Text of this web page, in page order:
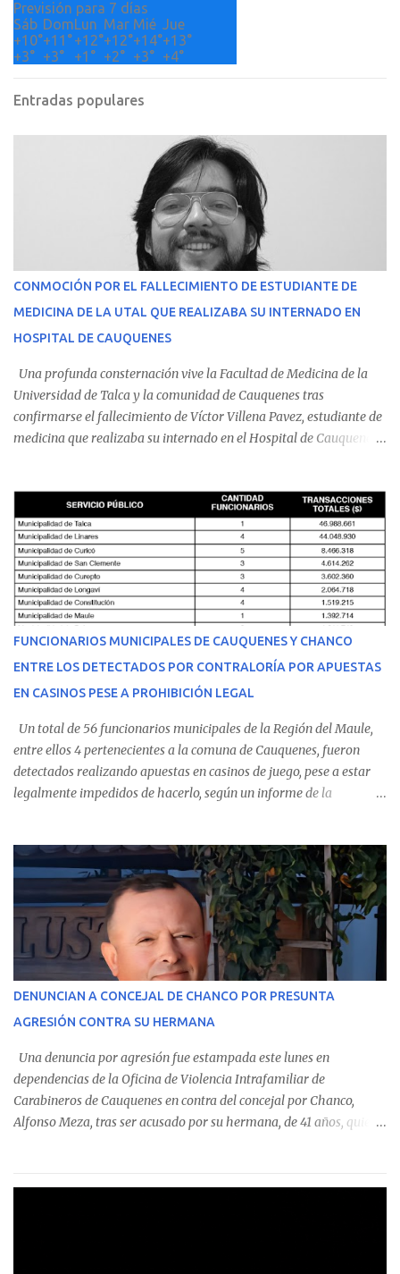
Previsión para 7 días
Sáb DomLun Mar Mié Jue
+10°+11°+12°+12°+14°+13°
+3° +3° +1° +2° +3° +4°
Entradas populares
CONMOCIÓN POR EL FALLECIMIENTO DE ESTUDIANTE DE
MEDICINA DE LA UTAL QUE REALIZABA SU INTERNADO EN
HOSPITAL DE CAUQUENES
Una profunda consternación vive la Facultad de Medicina de la
Universidad de Talca y la comunidad de Cauquenes tras
confirmarse el fallecimiento de Víctor Villena Pavez, estudiante de
medicina que realizaba su internado en el Hospital de Cauquenes.
malestares físicos. Dada la complejidad de su estado de salud, el
equipo médico determinó su traslado de urgencia al Hospital
Regional de Talca y dado la urgencia la ambulancia partió hacia
Talca con escolta de Carabineros. En medio del traslado, el
estudiante de medicina de 25 años, se agravó y pese a los esfuerzos
del personal de emergencia terminó falleciendo, sin alcanzar a
recibir atención especializada en el centro de destino. Apenas se
conoció la gravedad de su condición, sus padres —residentes en
Villarrica— se trasladaron a Cauquenes con la esperanza de una
evolución favorable. No obstante, alrededo...
FUNCIONARIOS MUNICIPALES DE CAUQUENES Y CHANCO
ENTRE LOS DETECTADOS POR CONTRALORÍA POR APUESTAS
EN CASINOS PESE A PROHIBICIÓN LEGAL
Un total de 56 funcionarios municipales de la Región del Maule,
entre ellos 4 pertenecientes a la comuna de Cauquenes, fueron
detectados realizando apuestas en casinos de juego, pese a estar
legalmente impedidos de hacerlo, según un informe de la
estableció que estos funcionarios —quienes administran o
custodian fondos públicos— efectuaron transacciones por un
monto total de $116.075.918 entre enero de 2024 y junio de 2025.
En el detalle regional, se indica que en la comuna de Cauquenes se
identificó a cuatro funcionarios involucrados en este tipo de
operaciones. Asimismo, se precisa que uno de los casos
corresponde a un funcionario de la Municipalidad de Chanco,
detectaron incumplimientos a la normativa vigente. El informe
precisa que la mayor cantidad de dinero apostado se registró en
Talca, donde...
DENUNCIAN A CONCEJAL DE CHANCO POR PRESUNTA
AGRESIÓN CONTRA SU HERMANA
Una denuncia por agresión fue estampada este lunes en
dependencias de la Oficina de Violencia Intrafamiliar de
Carabineros de Cauquenes en contra del concejal por Chanco,
Alfonso Meza, tras ser acusado por su hermana, de 41 años, quien
relató que los hechos ocurrieron cerca de las 11:30 horas en el